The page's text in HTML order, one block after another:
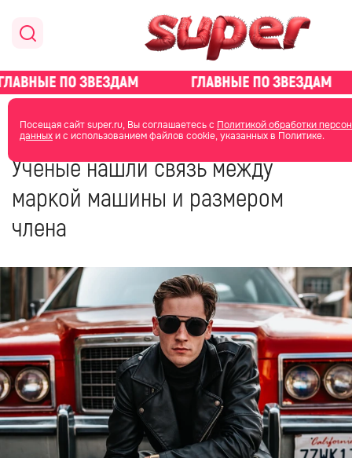
Посещая сайт super.ru, Вы соглашаетесь с Политикой обработки
данныхи с использованием файлов cookie, указанных в Политике.
главная новости о звездах
Ученые нашли связь между
маркой машины и размером
члена